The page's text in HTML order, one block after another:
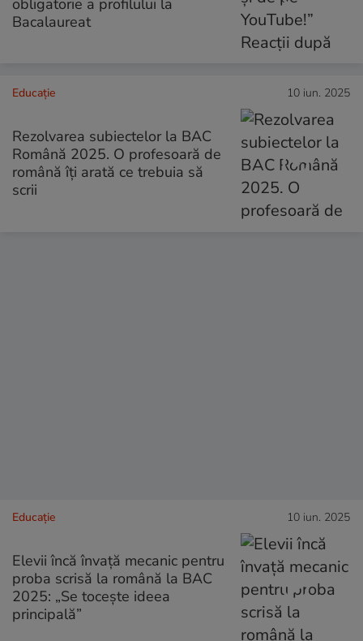
obligatorie a profilului la
Bacalaureat
Educație 10 iun. 2025
Rezolvarea subiectelor la BAC
Română 2025. O profesoară de
română îți arată ce trebuia să
scrii
Educație 10 iun. 2025
Elevii încă învață mecanic pentru
proba scrisă la română la BAC
2025: „Se tocește ideea
principală”